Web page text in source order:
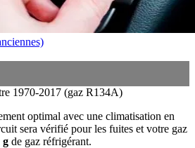
1970-2017 (gaz R134A)
optimal avec une climatisation en
sera vérifié pour les fuites et votre gaz
g de gaz réfrigérant.